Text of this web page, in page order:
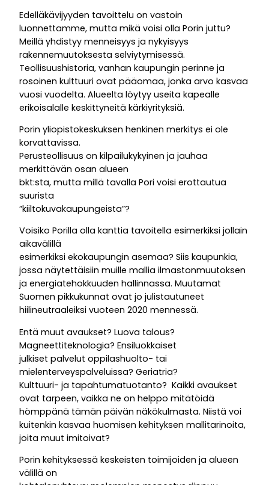
Edelläkävijyyden tavoittelu on vastoin
luonnettamme, mutta mikä voisi olla Porin juttu?
Meillä yhdistyy menneisyys ja nykyisyys
rakennemuutoksesta selviytymisessä.
Teollisuushistoria, vanhan kaupungin perinne ja
rosoinen kulttuuri ovat pääomaa, jonka arvo kasvaa
vuosi vuodelta. Alueelta löytyy useita kapealle
erikoisalalle keskittyneitä kärkiyrityksiä.
Porin yliopistokeskuksen henkinen merkitys ei ole
korvattavissa.
Perusteollisuus on kilpailukykyinen ja jauhaa
merkittävän osan alueen
bkt:sta, mutta millä tavalla Pori voisi erottautua
suurista
”kiiltokuvakaupungeista”?
Voisiko Porilla olla kanttia tavoitella esimerkiksi jollain
aikavälillä
esimerkiksi ekokaupungin asemaa? Siis kaupunkia,
jossa näytettäisiin muille mallia ilmastonmuutoksen
ja energiatehokkuuden hallinnassa. Muutamat
Suomen pikkukunnat ovat jo julistautuneet
hiilineutraaleiksi vuoteen 2020 mennessä.
Entä muut avaukset? Luova talous?
Magneettiteknologia? Ensiluokkaiset
julkiset palvelut oppilashuolto- tai
mielenterveyspalveluissa? Geriatria?
Kulttuuri- ja tapahtumatuotanto? Kaikki avaukset
ovat tarpeen, vaikka ne on helppo mitätöidä
hömppänä tämän päivän näkökulmasta. Niistä voi
kuitenkin kasvaa huomisen kehityksen mallitarinoita,
joita muut imitoivat?
Porin kehityksessä keskeisten toimijoiden ja alueen
välillä on